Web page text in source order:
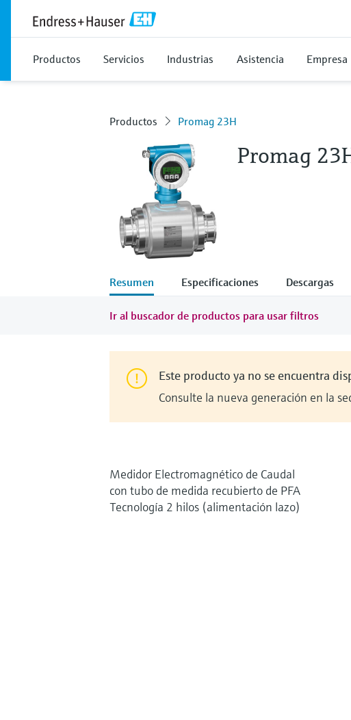
Productos Servicios Industrias Asistencia Empresa
Productos Promag 23H
Promag
Resumen Especificaciones Descargas
Ir al buscador de productos para usar filtros
Este producto ya no se encuentra
Consulte la nueva generación en la
Medidor Electromagnético de Caudal
con tubo de medida recubierto de PFA
Tecnología 2 hilos (alimentación lazo)